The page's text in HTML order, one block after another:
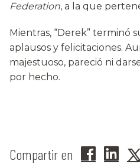
Federation, a la que
Mientras, “Derek” terminó
aplausos y felicitaciones.
majestuoso, pareció ni
por hecho.
Compartir en